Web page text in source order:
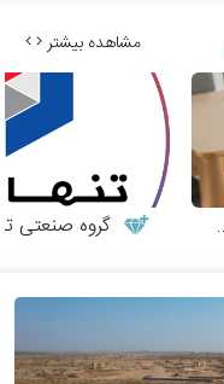
مشاهده بیشتر
گروه صنعتی